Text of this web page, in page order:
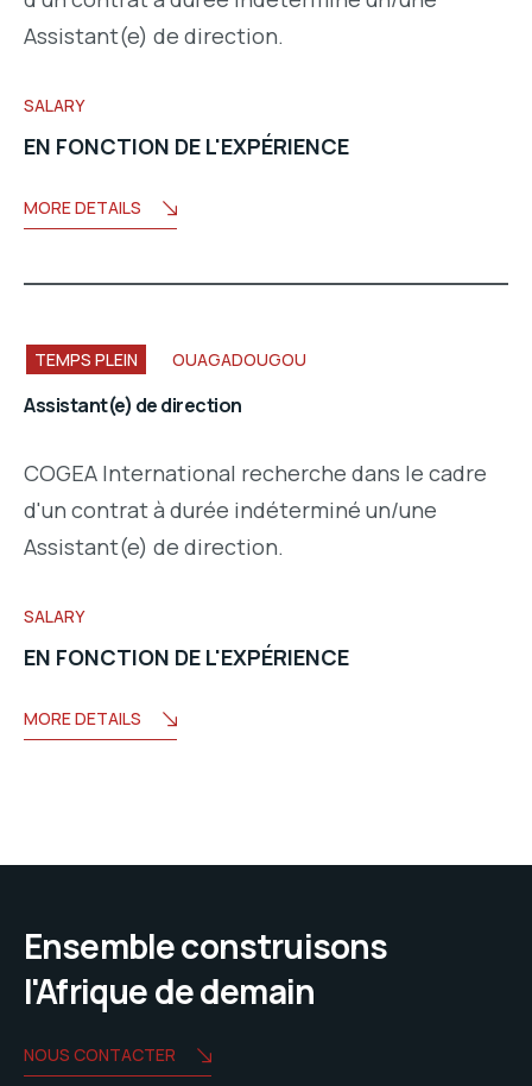
Assistant(e) de direction.
SALARY
EN FONCTION DE L'EXPÉRIENCE
MORE DETAILS
TEMPS PLEIN OUAGADOUGOU
Assistant(e) de direction
COGEA International recherche dans le cadre
d'un contrat à durée indéterminé un/une
Assistant(e) de direction.
SALARY
EN FONCTION DE L'EXPÉRIENCE
MORE DETAILS
Ensemble construisons
l'Afrique de demain
NOUS CONTACTER